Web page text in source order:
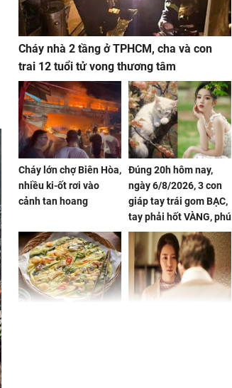
Cháy nhà 2 tầng ở TPHCM, cha và con
trai 12 tuổi tử vong thương tâm
Cháy lớn chợ Biên Hòa,
nhiều ki-ốt rơi vào
cảnh tan hoang
Đúng 20h hôm nay,
ngày 6/8/2026, 3 con
giáp tay trái gom BẠC,
tay phải hốt VÀNG, phú
quý ngập nhà, của cải
chất đầy kho